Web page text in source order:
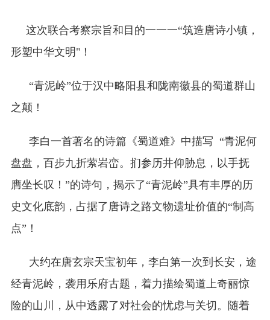
这次联合考察宗旨和目的一一一“筑造唐诗小镇，
形塑中华文明"！
“青泥岭”位于汉中略阳县和陇南徽县的蜀道群山
之颠！
李白一首著名的诗篇《蜀道难》中描写 “青泥何
盘盘，百步九折萦岩峦。扪参历井仰胁息，以手抚
膺坐长叹！”的诗句，揭示了“青泥岭”具有丰厚的历
史文化底韵，占据了唐诗之路文物遗址价值的“制高
点”！
大约在唐玄宗天宝初年，李白第一次到长安，途
经青泥岭，袭用乐府古题，着力描绘蜀道上奇丽惊
险的山川，从中透露了对社会的忧虑与关切。随着